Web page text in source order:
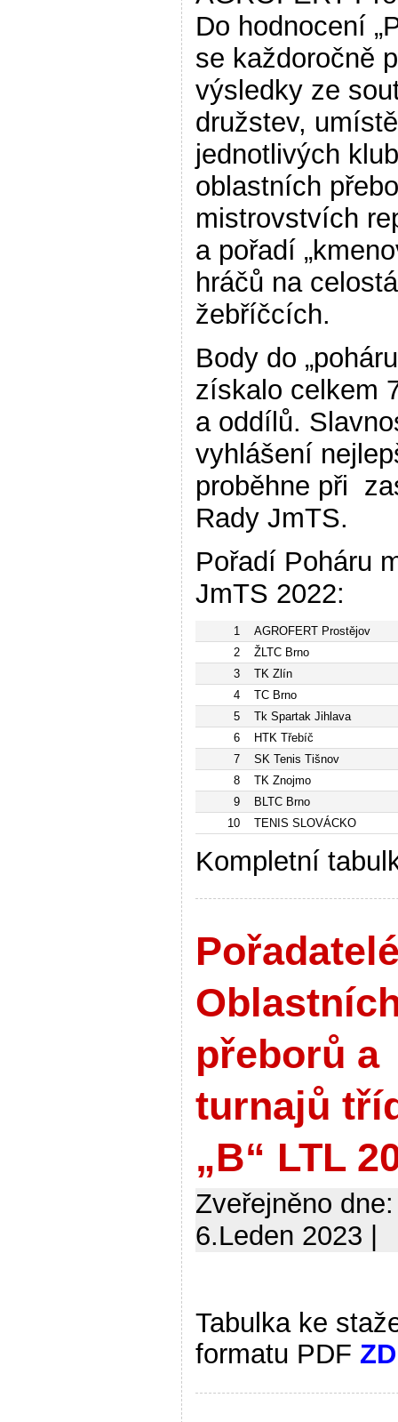
Do hodnocení
se každoročně
výsledky ze
družstev,
jednotlivých
oblastních
mistrovstvích
a pořadí
hráčů na
žebříčcích.
Body do
získalo celkem
a oddílů.
vyhlášení
proběhne při
Rady JmTS.
Pořadí Poháru
JmTS 2022:
1
AGROFERT Prostějov
2
ŽLTC Brno
3
TK Zlín
4
TC Brno
5
Tk Spartak Jihlava
6
HTK Třebíč
7
SK Tenis Tišnov
8
TK Znojmo
9
BLTC Brno
10
TENIS SLOVÁCKO
Kompletní
přeborů a
turnajů
„B“ LTL
Zveřejněno dne:
6.Leden 2023 |
Tabulka ke
formatu PDF